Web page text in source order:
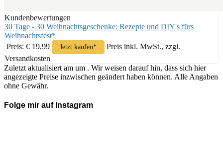
Kundenbewertungen
30 Tage - 30 Weihnachtsgeschenke: Rezepte und DIY's fürs
Weihnachtsfest*
Preis: € 19,99
Jetzt kaufen*
Preis inkl. MwSt., zzgl.
Versandkosten
Zuletzt aktualisiert am um . Wir weisen darauf hin, dass sich hier
angezeigte Preise inzwischen geändert haben können. Alle Angaben
ohne Gewähr.
Folge mir auf Instagram